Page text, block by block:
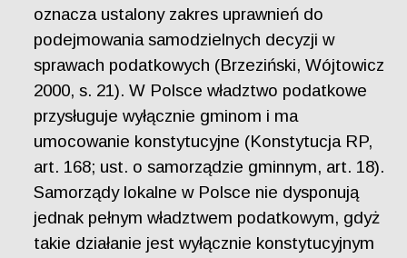
oznacza ustalony zakres uprawnień do
podejmowania samodzielnych decyzji w
sprawach podatkowych (Brzeziński, Wójtowicz
2000, s. 21). W Polsce władztwo podatkowe
przysługuje wyłącznie gminom i ma
umocowanie konstytucyjne (Konstytucja RP,
art. 168; ust. o samorządzie gminnym, art. 18).
Samorządy lokalne w Polsce nie dysponują
jednak pełnym władztwem podatkowym, gdyż
takie działanie jest wyłącznie konstytucyjnym